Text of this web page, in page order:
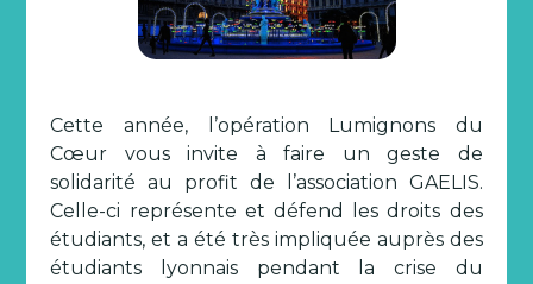
Cette année, l’opération Lumignons du
Cœur vous invite à faire un geste de
solidarité au profit de l’association GAELIS.
Celle-ci représente et défend les droits des
étudiants, et a été très impliquée auprès des
étudiants lyonnais pendant la crise du